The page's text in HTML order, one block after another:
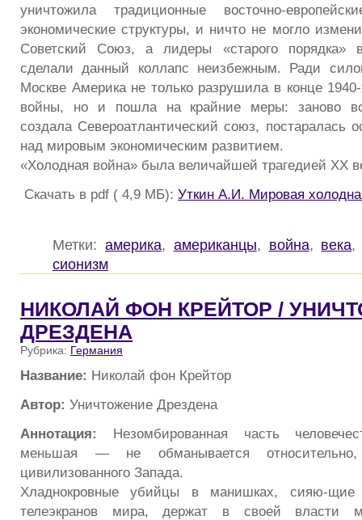
уничтожила традиционные восточно-
экономические структуры, и ничто не могло
Советский Союз, а лидеры «старого порядка»
сделали данный коллапс неизбежным. Ради
Москве Америка не только разрушила в конце
войны, но и пошла на крайние меры: заново
создала Североатлантический союз, постаралась
над мировым экономическим развитием.
«Холодная война» была величайшей трагедией XX
Скачать в pdf ( 4,9 МБ): Уткин А.И. Мировая
Метки: америка, американцы, война, века
сионизм
НИКОЛАЙ ФОН КРЕЙТОР /
ДРЕЗДЕНА
Рубрика: Германия
Название: Николай фон Крейтор
Автор: Уничтожение Дрездена
Аннотация: Незомбированная часть
меньшая — не обманывается относительно,
цивилизованного Запада.
Хладнокровные убийцы в манишках, сияю-
телеэкранов мира, держат в своей власти